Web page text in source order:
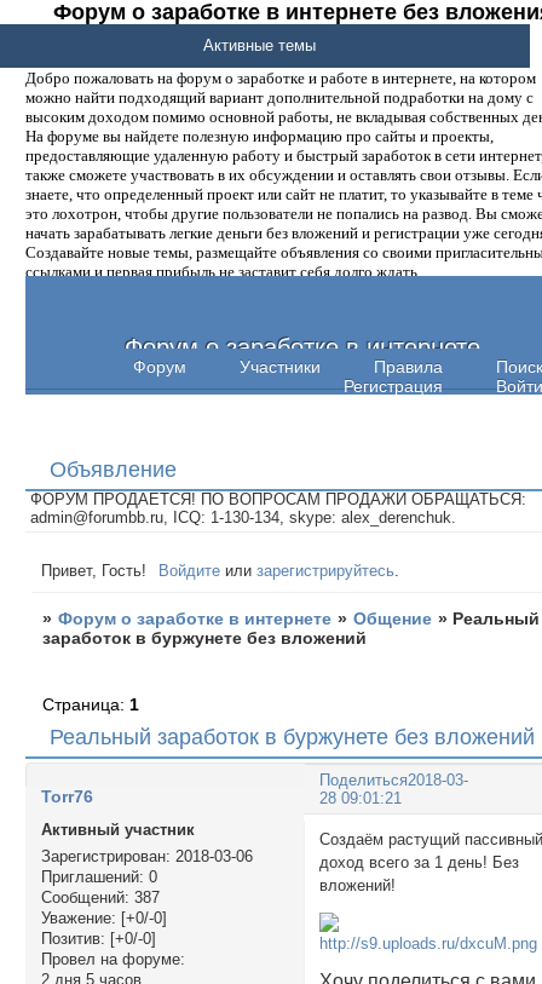
Форум о заработке в интернете без
денег.
Добро пожаловать на форум о заработке и работе в интернете, на котором
можно найти подходящий вариант дополнительной подработки на дому с
высоким доходом помимо основной работы, не вкладывая собственных
На форуме вы найдете полезную информацию про сайты и проекты,
предоставляющие удаленную работу и быстрый заработок в сети
также сможете участвовать в их обсуждении и оставлять свои отзывы.
знаете, что определенный проект или сайт не платит, то указывайте в теме
это лохотрон, чтобы другие пользователи не попались на развод. Вы
начать зарабатывать легкие деньги без вложений и регистрации уже
Создавайте новые темы, размещайте объявления со своими
ссылками и первая прибыль не заставит себя долго ждать.
Форум о заработке в интернете
Форум Участники Правила
Поиск
Регистрация
Войти
Активные темы
Объявление
ФОРУМ ПРОДАЕТСЯ! ПО ВОПРОСАМ ПРОДАЖИ ОБРАЩАТЬСЯ:
admin@forumbb.ru, ICQ: 1-130-134, skype: alex_derenchuk.
Привет, Гость! Войдите илизарегистрируйтесь
» Форум о заработке в интернете » Общение » Реальный
заработок в буржунете без вложений
Реальный заработок в буржунете без вложений
Страница: 1
Поделиться2018-03-
28 09:01:21
Torr76
Активный участник
Зарегистрирован: 2018-03-06
Приглашений: 0
Сообщений: 387
Уважение: [+0/-0]
Позитив: [+0/-0]
Провел на форуме:
2 дня 5 часов
Создаём растущий
доход всего за 1 день! Без
вложений!